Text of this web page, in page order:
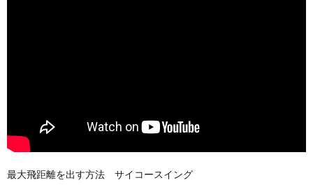
最大飛距離を出す方法 サイコースイング